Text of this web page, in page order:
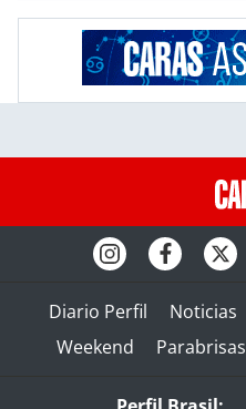
Diario Perfil Noticias
Weekend
Parabrisas